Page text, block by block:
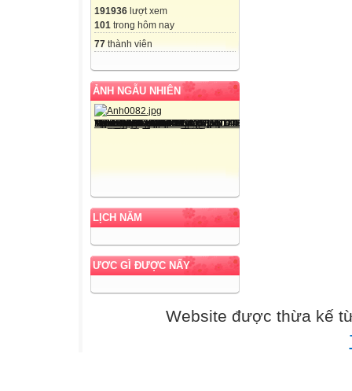
191936 lượt xem
101 trong hôm nay
77 thành viên
ẢNH NGẪU NHIÊN
LỊCH NĂM
ƯƠC GÌ ĐƯỢC NẤY
Website được thừa kế